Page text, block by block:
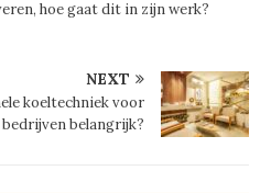
hoe gaat dit in zijn werk?
NEXT
koeltechniek voor
bedrijven belangrijk?